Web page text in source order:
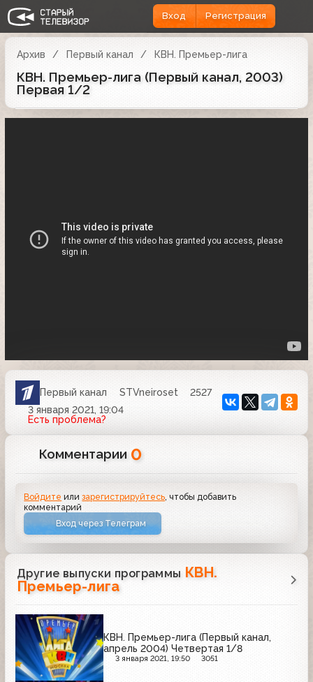
Вход Регистрация
Архив Первый канал КВН. Премьер-лига
КВН. Премьер-лига (Первый канал, 2003)
Первая 1/2
Первый канал STVneiroset
2527
3 января 2021, 19:04
Есть проблема?
Комментарии 0
Войдите илизарегистрируйтесь , чтобы добавить
комментарий
Вход через Телеграм
Другие выпуски программы КВН.
Премьер-лига
КВН. Премьер-лига (Первый канал,
апрель 2004) Четвертая 1/8
3 января 2021, 19:50 3051